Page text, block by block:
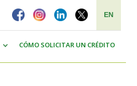
EN
CÓMO SOLICITAR UN CRÉDITO